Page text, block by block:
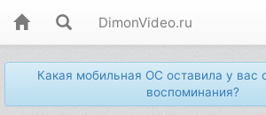
DimonVideo.ru
Какая мобильная ОС оставила у вас
воспоминания?